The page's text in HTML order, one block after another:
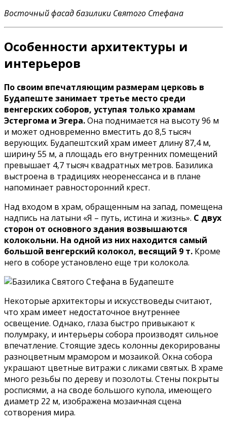
Восточный фасад базилики Святого Стефана
Особенности архитектуры и
интерьеров
По своим впечатляющим размерам церковь в
Будапеште занимает третье место среди
венгерских соборов, уступая только храмам
Эстергома и Эгера.Она поднимается на высоту 96 м
и может одновременно вместить до 8,5 тысяч
верующих. Будапештский храм имеет длину 87,4 м,
ширину 55 м, а площадь его внутренних помещений
превышает 4,7 тысяч квадратных метров. Базилика
выстроена в традициях неоренессанса и в плане
напоминает равносторонний крест.
Над входом в храм, обращенным на запад, помещена
надпись на латыни «Я – путь, истина и жизнь». С двух
сторон от основного здания возвышаются
колокольни. На одной из них находится самый
большой венгерский колокол, весящий 9 т. Кроме
него в соборе установлено еще три колокола.
Некоторые архитекторы и искусствоведы считают,
что храм имеет недостаточное внутреннее
освещение. Однако, глаза быстро привыкают к
полумраку, и интерьеры собора производят сильное
впечатление. Стоящие здесь колонны декорированы
разноцветным мрамором и мозаикой. Окна собора
украшают цветные витражи с ликами святых. В храме
много резьбы по дереву и позолоты. Стены покрыты
росписями, а на своде большого купола, имеющего
диаметр 22 м, изображена мозаичная сцена
сотворения мира.